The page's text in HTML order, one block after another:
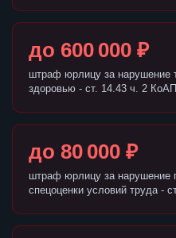
до 600 000 ₽
штраф юрлицу за нарушение
здоровью - ст. 14.43 ч. 2
до 80 000 ₽
штраф юрлицу за нарушение
спецоценки условий труда -